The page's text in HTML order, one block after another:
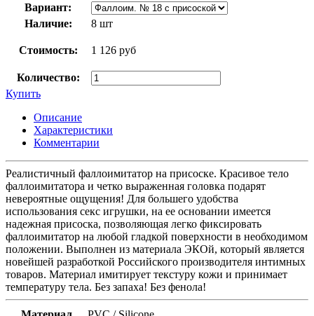
Вариант:
Наличие:
8 шт
Стоимость: 1 126 руб
Количество:
Купить
Описание
Характеристики
Комментарии
Реалистичный фаллоимитатор на присоске. Красивое тело
фаллоимитатора и четко выраженная головка подарят
невероятные ощущения! Для большего удобства
использования секс игрушки, на ее основании имеется
надежная присоска, позволяющая легко фиксировать
фаллоимитатор на любой гладкой поверхности в необходимом
положении. Выполнен из материала ЭКОй, который является
новейшей разработкой Российского производителя интимных
товаров. Материал имитирует текстуру кожи и принимает
температуру тела. Без запаха! Без фенола!